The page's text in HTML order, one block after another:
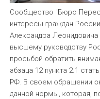
Сообщество "Бюро
интересы граждан
Александра
высшему руководству
просьбой обратить
абзаца 12 пункта 2.1
РФ. В своем обращении
данной нормы, которая,